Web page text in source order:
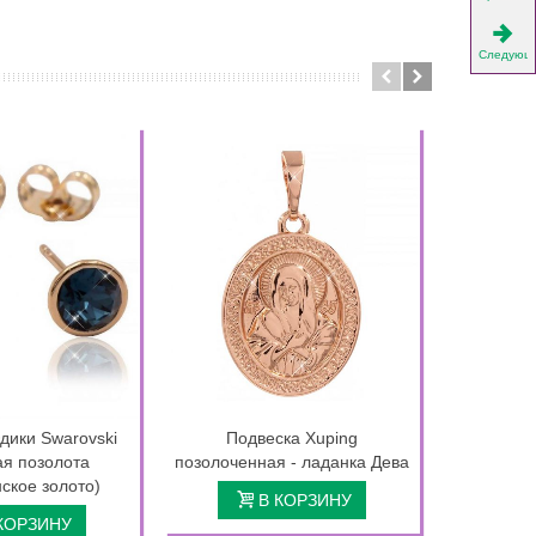
Swarovski
позолота
золото)
Подвеска Xuping
позолоченная - ладанка Дева
В КОРЗИНУ